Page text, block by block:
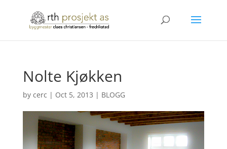
Nolte Kjøkken
by cerc | Oct 5, 2013 | BLOGG